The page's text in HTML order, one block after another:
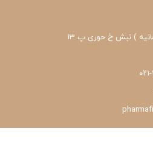
) نبش خ حوری پ 13